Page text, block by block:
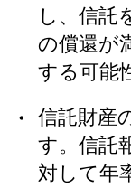
し、信託
の償還が
する可能
信託財産
す。信託
対して年